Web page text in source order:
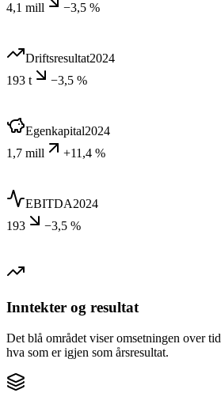
4,1 mill
−3,5 %
Driftsresultat2024
193 t
−3,5 %
Egenkapital2024
1,7 mill
+11,4 %
EBITDA2024
193
−3,5 %
Inntekter og resultat
Det blå området viser omsetningen over
hva som er igjen som årsresultat.